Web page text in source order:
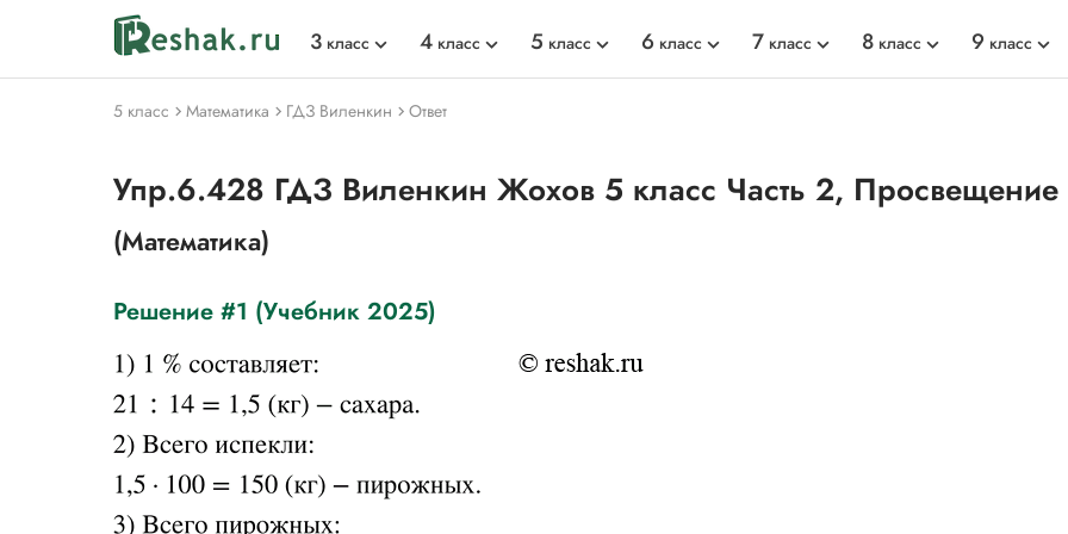
3 класс 4 класс 5 класс 6 класс 7 класс 8 класс 9 класс
5 класс Математика ГДЗ Виленкин Ответ
Упр.6.428 ГДЗ Виленкин Жохов 5 класс Часть 2, Просвещение
(Математика)
Решение #1 (Учебник 2025)